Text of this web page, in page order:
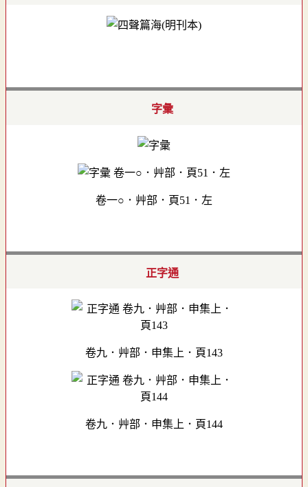
字彙
卷一○．艸部．頁51．左
正字通
卷九．艸部．申集上．頁143
卷九．艸部．申集上．頁144